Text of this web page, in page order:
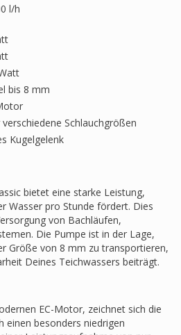
l/h
bis 8 mm
Schlauchgrößen
Kugelgelenk
bietet eine starke Leistung,
Wasser pro Stunde fördert. Dies
von Bachläufen,
Die Pumpe ist in der Lage,
Größe von 8 mm zu transportieren,
Deines Teichwassers beiträgt.
EC-Motor, zeichnet sich die
einen besonders niedrigen